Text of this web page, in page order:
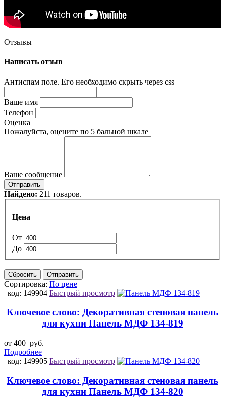
Отзывы
Написать отзыв
Антиспам поле. Его необходимо скрыть через css
Ваше имя
Телефон
Оценка
Пожалуйста, оцените по 5 бальной шкале
Ваше сообщение
Найдено: 211 товаров.
Цена
От
До
Сбросить Отправить
Сортировка: По цене
| код: 149904 Быстрый просмотр
Ключевое слово: Декоративная стеновая панель
для кухни Панель МДФ 134-819
от 400 руб.
Подробнее
| код: 149905 Быстрый просмотр
Ключевое слово: Декоративная стеновая панель
для кухни Панель МДФ 134-820